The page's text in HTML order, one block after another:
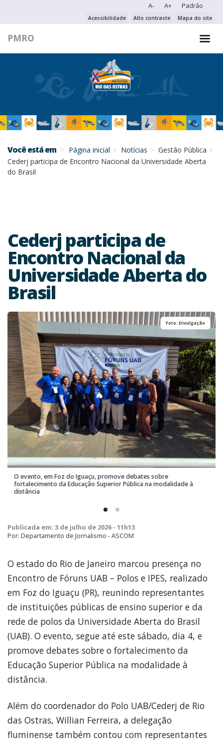
A- A+ Padrão
Acessibilidade Alto contraste Mapa do site
PMRO
PESQUISAR NO PORTAL
PESQUISAR
Você está em Página inicial Notícias
Gestão Pública
Cederj participa de Encontro Nacional da Universidade Aberta
do Brasil
Cederj participa de
Encontro Nacional da
Universidade Aberta do
Brasil
Foto: Divulgação
O evento, em Foz do Iguaçu, promove debates sobre
fortalecimento da Educação Superior Pública na modalidade à
distância
Publicada em: 3 de julho de 2026 - 11h13
Por: Departamento de Jornalismo - ASCOM
O estado do Rio de Janeiro marcou presença no
Encontro de Fóruns UAB – Polos e IPES, realizado
em Foz do Iguaçu (PR), reunindo representantes
de instituições públicas de ensino superior e da
rede de polos da Universidade Aberta do Brasil
(UAB). O evento, segue até este sábado, dia 4, e
promove debates sobre o fortalecimento da
Educação Superior Pública na modalidade à
distância.
Além do coordenador do Polo UAB/Cederj de Rio
das Ostras, Willian Ferreira, a delegação
fluminense também contou com representantes